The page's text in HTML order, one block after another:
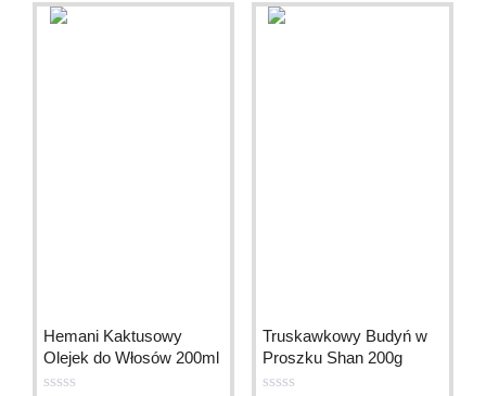
Hemani Kaktusowy
Olejek do Włosów 200ml
Truskawkowy Budyń w
Proszku Shan 200g